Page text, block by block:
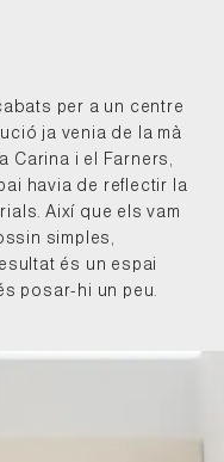
per a un centre
ja venia de la mà
Carina i el Farners,
havia de reflectir la
Així que els vam
simples,
és un espai
posar-hi un peu.